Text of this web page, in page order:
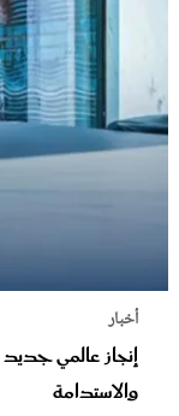
أخبار
إنجاز عالمي
والاستدامة